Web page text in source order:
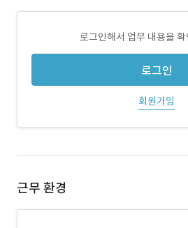
로그인해서 업무 내용을
로그인
회원가입
근무 환경